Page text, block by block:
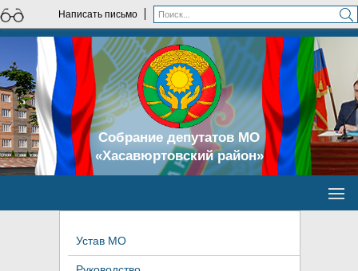
Написать письмо
Собрание депутатов МО
«Хасавюртовский район»
Устав МО